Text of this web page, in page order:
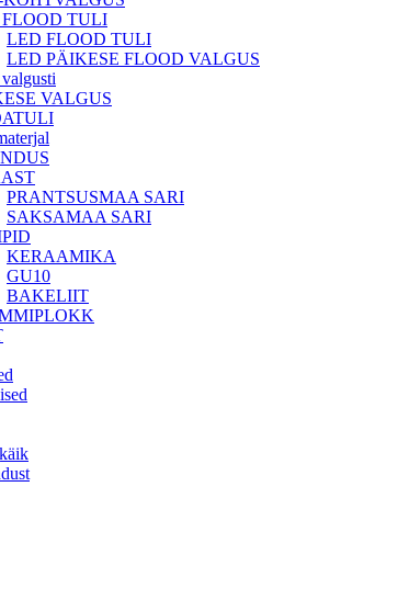
TULI
LED FLOOD TULI
LED PÄIKESE FLOOD VALGUS
VALGUS
PRANTSUSMAA SARI
SAKSAMAA SARI
KERAAMIKA
GU10
BAKELIIT